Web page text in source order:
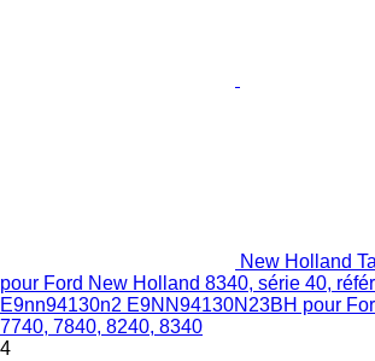
New Holland
pour Ford New Holland 8340, série 40,
E9nn94130n2 E9NN94130N23BH pour
7740, 7840, 8240, 8340
4